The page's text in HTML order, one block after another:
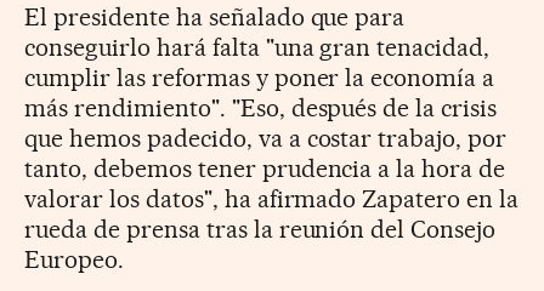
El presidente ha señalado que para
conseguirlo hará falta "una gran tenacidad,
cumplir las reformas y poner la economía a
más rendimiento". "Eso, después de la crisis
que hemos padecido, va a costar trabajo, por
tanto, debemos tener prudencia a la hora de
valorar los datos", ha afirmado Zapatero en la
rueda de prensa tras la reunión del Consejo
Europeo.